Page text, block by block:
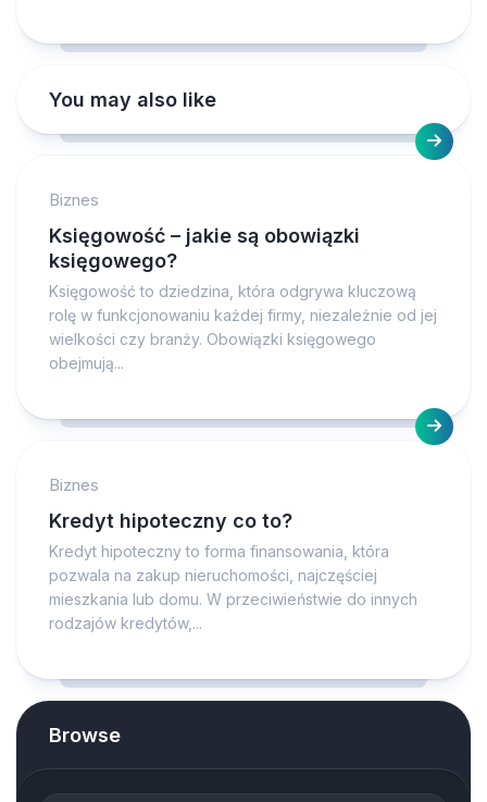
You may also like
Biznes
Księgowość – jakie są obowiązki
księgowego?
Księgowość to dziedzina, która odgrywa kluczową
rolę w funkcjonowaniu każdej firmy, niezależnie od jej
wielkości czy branży. Obowiązki księgowego
obejmują...
Biznes
Kredyt hipoteczny co to?
Kredyt hipoteczny to forma finansowania, która
pozwala na zakup nieruchomości, najczęściej
mieszkania lub domu. W przeciwieństwie do innych
rodzajów kredytów,...
Browse